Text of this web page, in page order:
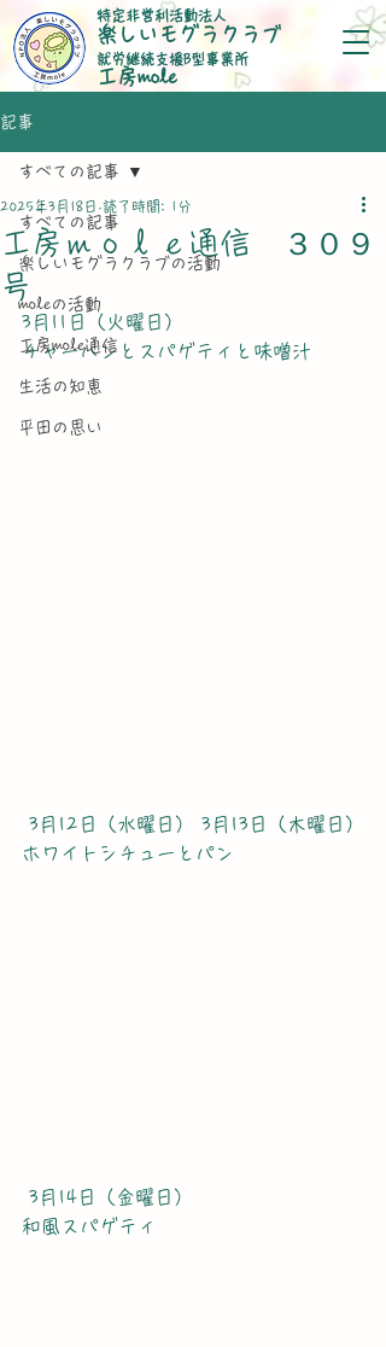
特定非営利活動法人
楽しいモグラクラブ
就労継続支援B型事業所
​工房mole
記事
すべての記事
楽しいモグラクラブの活動
moleの活動
工房mole通信
生活の知恵
平田の思い
すべての記事
工房ｍｏｌｅ通信 ３０９
号
2025年3月18日 読了時間: 1分
3月11日（火曜日）
チャーハンとスパゲティと味噌汁
3月12日（水曜日） 3月13日（木曜日）
ホワイトシチューとパン
3月14日（金曜日）
和風スパゲティ